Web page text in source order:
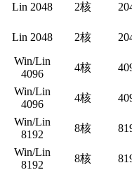
Lin 2048 2核
Lin 2048 2核
Win/Lin
4096
4核
Win/Lin
4096
4核
Win/Lin
8192
8核
Win/Lin
8192
8核